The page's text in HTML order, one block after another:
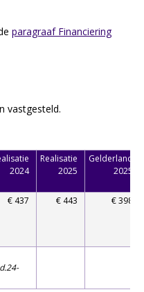
paragraaf Financiering
vastgesteld.
2024
Realisatie
2025
Gelderland
2025
€ 437 € 443 € 398